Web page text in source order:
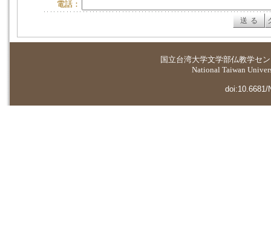
電話：
国立台湾大学文学部仏教学セ
National Taiwan
doi:10.6681/